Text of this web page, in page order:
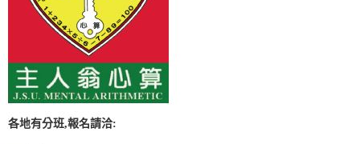
各地有分班,報名請洽: